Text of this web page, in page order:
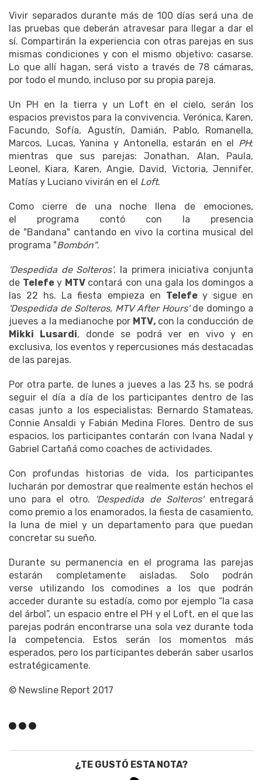
Vivir separados durante más de 100 días será una de
las pruebas que deberán atravesar para llegar a dar el
sí. Compartirán la experiencia con otras parejas en sus
mismas condiciones y con el mismo objetivo: casarse.
Lo que allí hagan, será visto a través de 78 cámaras,
por todo el mundo, incluso por su propia pareja.
Un PH en la tierra y un Loft en el cielo, serán los
espacios previstos para la convivencia. Verónica, Karen,
Facundo, Sofía, Agustín, Damián, Pablo, Romanella,
Marcos, Lucas, Yanina y Antonella, estarán en el PH;
mientras que sus parejas: Jonathan, Alan, Paula,
Leonel, Kiara, Karen, Angie, David, Victoria, Jennifer,
Matías y Luciano vivirán en el Loft.
Como cierre de una noche llena de emociones,
el programa contó con la presencia
de "Bandana" cantando en vivo la cortina musical del
programa "Bombón".
'Despedida de Solteros', la primera iniciativa conjunta
de Telefey MTV contará con una gala los domingos a
las 22 hs. La fiesta empieza en Telefe y sigue en
'Despedida de Solteros, MTV After Hours'de domingo a
jueves a la medianoche por MTV, con la conducción de
Mikki Lusardi, donde se podrá ver en vivo y en
exclusiva, los eventos y repercusiones más destacadas
de las parejas.
Por otra parte, de lunes a jueves a las 23 hs. se podrá
seguir el día a día de los participantes dentro de las
casas junto a los especialistas: Bernardo Stamateas,
Connie Ansaldi y Fabián Medina Flores. Dentro de sus
espacios, los participantes contarán con Ivana Nadal y
Gabriel Cartañá como coaches de actividades.
Con profundas historias de vida, los participantes
lucharán por demostrar que realmente están hechos el
uno para el otro.
'Despedida de Solteros'entregará
como premio a los enamorados, la fiesta de casamiento,
la luna de miel y un departamento para que puedan
concretar su sueño.
Durante su permanencia en el programa las parejas
estarán completamente aisladas. Solo podrán
verse utilizando los comodines a los que podrán
acceder durante su estadía, como por ejemplo “la casa
del árbol”, un espacio entre el PH y el Loft, en el que las
parejas podrán encontrarse una sola vez durante toda
la competencia. Estos serán los momentos más
esperados, pero los participantes deberán saber usarlos
estratégicamente.
© Newsline Report 2017
¿TE GUSTÓ ESTA NOTA?